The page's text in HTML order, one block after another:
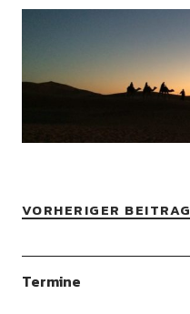
VORHERIGER BEITRAG
Termine